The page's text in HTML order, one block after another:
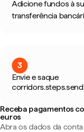
Adicione fundos à
transferência
3
Envie e saque
Receba pagamentos
euros
Abra os dados da